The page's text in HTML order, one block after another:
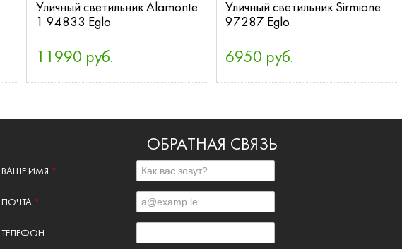
Уличный светильник Alamonte
1 94833 Eglo
11990 руб.
Уличный светильник Sirmione
97287 Eglo
6950 руб.
ОБРАТНАЯ СВЯЗЬ
ВАШЕ ИМЯ *
ПОЧТА *
ТЕЛЕФОН